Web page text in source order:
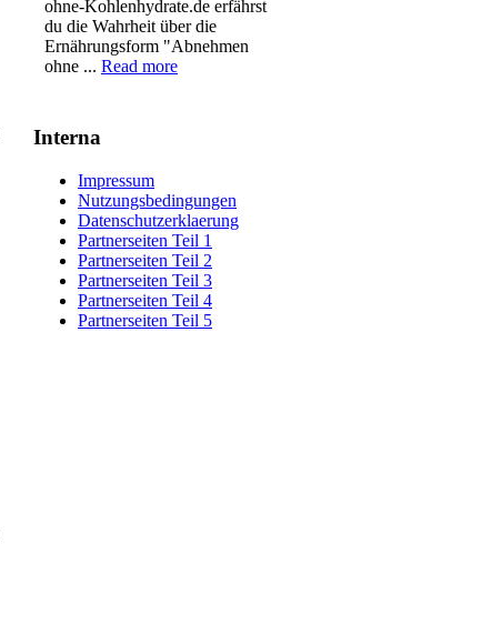
ohne-Kohlenhydrate.de erfährst
du die Wahrheit über die
Ernährungsform "Abnehmen
ohne ... Read more
Interna
Impressum
Nutzungsbedingungen
Datenschutzerklaerung
Partnerseiten Teil 1
Partnerseiten Teil 2
Partnerseiten Teil 3
Partnerseiten Teil 4
Partnerseiten Teil 5